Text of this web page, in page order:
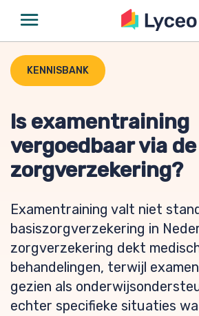
KENNISBANK
Is examentraining
vergoedbaar via de
zorgverzekering?
Examentraining valt niet
basiszorgverzekering in
zorgverzekering dekt
behandelingen, terwijl
gezien als
echter specifieke situaties